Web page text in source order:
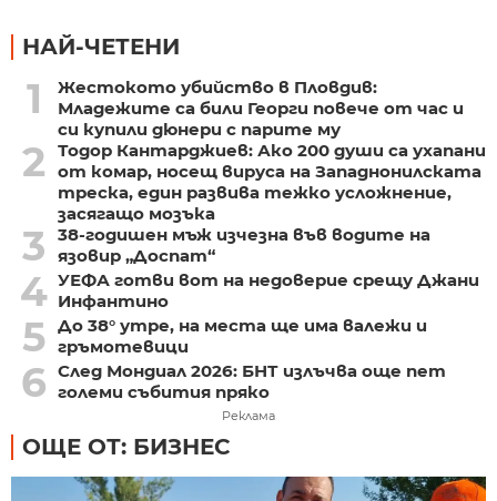
НАЙ-ЧЕТЕНИ
1
Жестокото убийство в Пловдив:
Младежите са били Георги повече от час и
си купили дюнери с парите му
2
Тодор Кантарджиев: Ако 200 души са ухапани
от комар, носещ вируса на Западнонилската
треска, един развива тежко усложнение,
засягащо мозъка
3
38-годишен мъж изчезна във водите на
язовир „Доспат“
4 УЕФА готви вот на недоверие срещу Джани
Инфантино
5 До 38° утре, на места ще има валежи и
гръмотевици
6 След Мондиал 2026: БНТ излъчва още пет
големи събития пряко
Реклама
ОЩЕ ОТ: БИЗНЕС